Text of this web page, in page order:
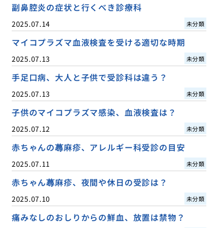
副鼻腔炎の症状と行くべき診療科
2025.07.14 未分類
マイコプラズマ血液検査を受ける適切な時期
2025.07.13 未分類
手足口病、大人と子供で受診科は違う？
2025.07.13 未分類
子供のマイコプラズマ感染、血液検査は？
2025.07.12 未分類
赤ちゃんの蕁麻疹、アレルギー科受診の目安
2025.07.11 未分類
赤ちゃん蕁麻疹、夜間や休日の受診は？
2025.07.10 未分類
痛みなしのおしりからの鮮血、放置は禁物？